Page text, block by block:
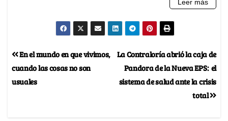
La Contraloría abrió la caja de
Pandora de la Nueva EPS: el
sistema de salud ante la crisis
total
En el mundo en que vivimos,
cuando las cosas no son
usuales